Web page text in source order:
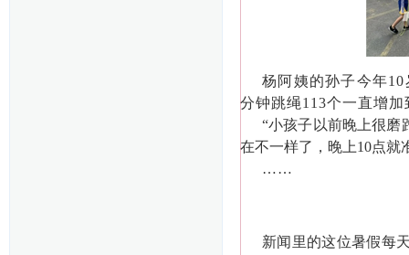
杨阿姨的孙子今年
分钟跳绳113个一直增
“小孩子以前晚上很磨
在不一样了，晚上10点就
……
新闻里的这位暑假每